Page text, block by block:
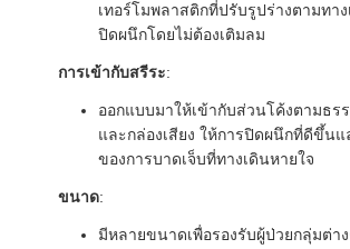
เทอร์โมพลาสติกที่ปรับรูปร่างตามทาง
ปิดผนึกโดยไม่ต้องเติมลม
การเข้ากับสรีระ:
ออกแบบมาให้เข้ากับส่วนโค้งตามธร
และกล่องเสียง ให้การปิดผนึกที่ดีขึ้นแ
ของการบาดเจ็บที่ทางเดินหายใจ
ขนาด:
มีหลายขนาดเพื่อรองรับผู้ป่วยกลุ่มต่า